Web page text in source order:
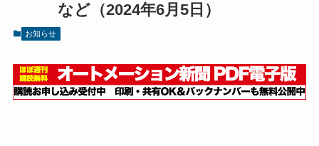
など（2024年6月5日）
お知らせ